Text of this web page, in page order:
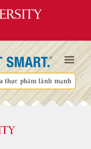
thực phẩm lành mạnh